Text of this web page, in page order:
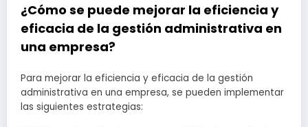
¿Cómo se puede mejorar la eficiencia y
eficacia de la gestión administrativa en
una empresa?
Para mejorar la eficiencia y eficacia de la gestión
administrativa en una empresa, se pueden implementar
las siguientes estrategias: